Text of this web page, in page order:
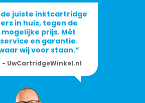
de juiste inktcartridge
in huis, tegen de
prijs. Mét
en garantie.
wij voor staan.”
UwCartridgeWinkel.nl